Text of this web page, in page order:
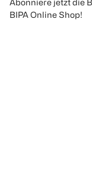
Abonniere jetzt die
BIPA Online Shop!